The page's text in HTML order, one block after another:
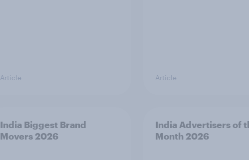
Article Article
India Biggest Brand
Movers 2026
India Advertisers of
Month 2026